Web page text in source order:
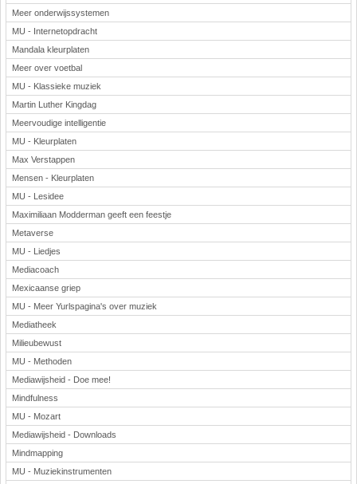
Meer onderwijssystemen
MU - Internetopdracht
Mandala kleurplaten
Meer over voetbal
MU - Klassieke muziek
Martin Luther Kingdag
Meervoudige intelligentie
MU - Kleurplaten
Max Verstappen
Mensen - Kleurplaten
MU - Lesidee
Maximiliaan Modderman geeft een feestje
Metaverse
MU - Liedjes
Mediacoach
Mexicaanse griep
MU - Meer Yurlspagina's over muziek
Mediatheek
Milieubewust
MU - Methoden
Mediawijsheid - Doe mee!
Mindfulness
MU - Mozart
Mediawijsheid - Downloads
Mindmapping
MU - Muziekinstrumenten